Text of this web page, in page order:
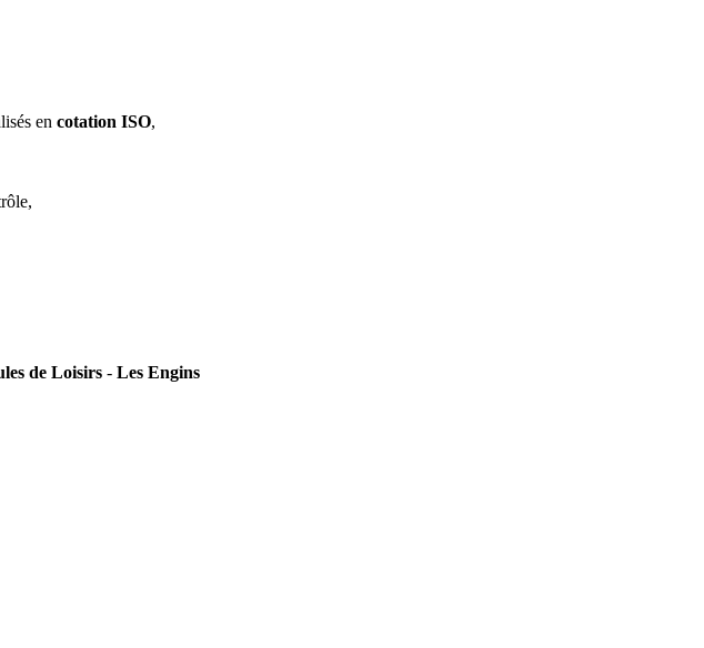
en cotation ISO,
de Loisirs-Les Engins